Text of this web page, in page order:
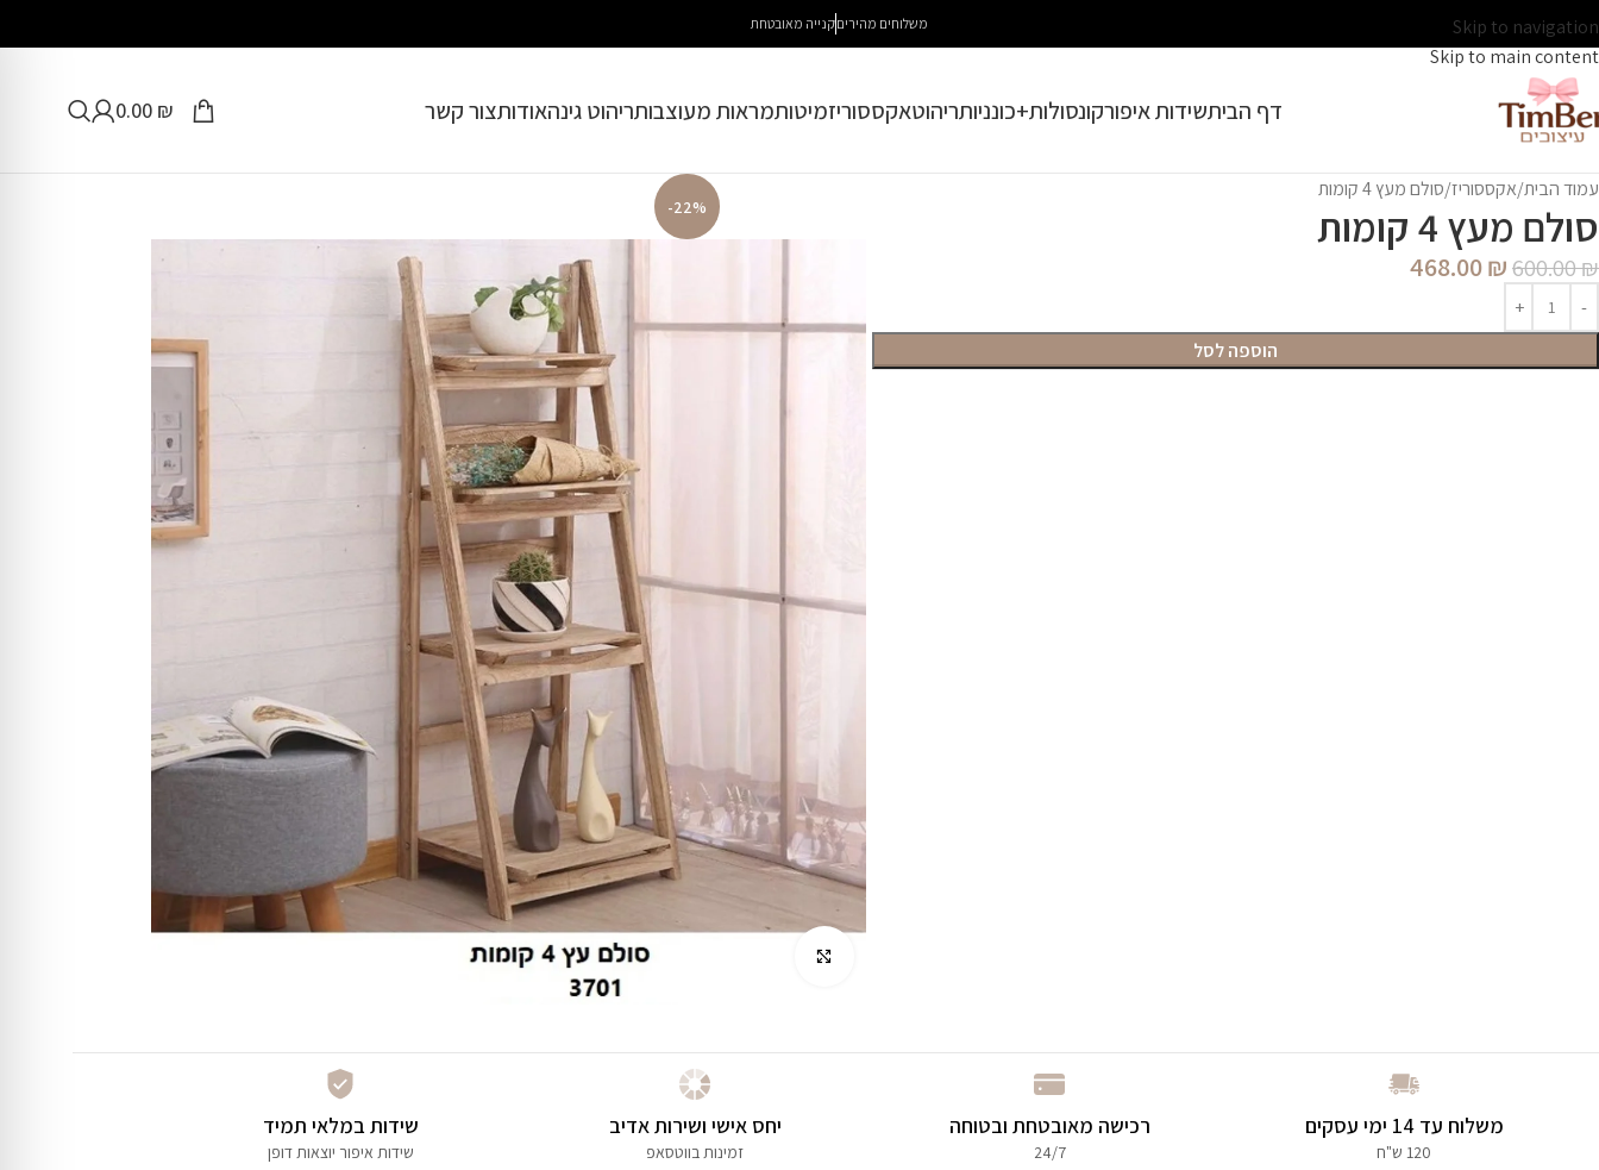
Skip to navigation
Skip to main content
משלוחים מהיריםקנייה מאובטחת
דף הביתשידות איפורקונסולות+כונניותריהוטאקססוריזמיטותמראות מעוצבותריהוט גינהאודותצור קשר 0.00 ₪
עמוד הבית אקססוריז סולם מעץ 4 קומות
סולם מעץ 4 קומות
600.00₪
468.00₪
הוספה לסל
-22%
משלוח עד 14 ימי עסקים
120 ש"ח
רכישה מאובטחת ובטוחה
24/7
יחס אישי ושירות אדיב
זמינות בווטסאפ
שידות במלאי תמיד
שידות איפור יוצאות דופן